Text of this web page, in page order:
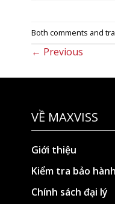
Both comments and
← Previous
VỀ MAXVISS
Giới thiệu
Kiểm tra bảo hành
Chính sách đại lý